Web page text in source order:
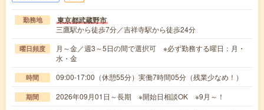
勤務地 東京都武蔵野市
三鷹駅から徒歩7分／吉祥寺駅から徒歩24分
曜日頻度
月～金／週3～5日の間で選択可 ※必ず勤務する曜日：月・
水・金
時間 09:00-17:00（休憩55分）実働7時間05分（残業少なめ！）
期間 2026年09月01日～長期 ※開始日相談OK ※9月～！